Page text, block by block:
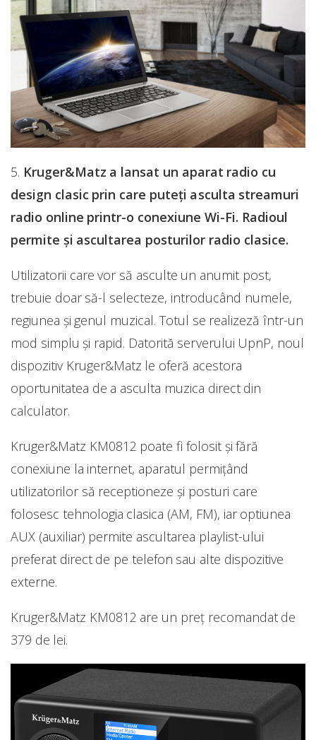
5. Kruger&Matz a lansat un aparat radio cu
design clasic prin care puteți asculta streamuri
radio online printr-o conexiune Wi-Fi. Radioul
permite și ascultarea posturilor radio clasice.
Utilizatorii care vor să asculte un anumit post,
trebuie doar să-l selecteze, introducând numele,
regiunea și genul muzical. Totul se realizeză într-un
mod simplu și rapid. Datorită serverului UpnP, noul
dispozitiv Kruger&Matz le oferă acestora
oportunitatea de a asculta muzica direct din
calculator.
Kruger&Matz KM0812 poate fi folosit și fără
conexiune la internet, aparatul permițând
utilizatorilor să receptioneze și posturi care
folosesc tehnologia clasica (AM, FM), iar optiunea
AUX (auxiliar) permite ascultarea playlist-ului
preferat direct de pe telefon sau alte dispozitive
externe.
Kruger&Matz KM0812 are un preț recomandat de
379 de lei.